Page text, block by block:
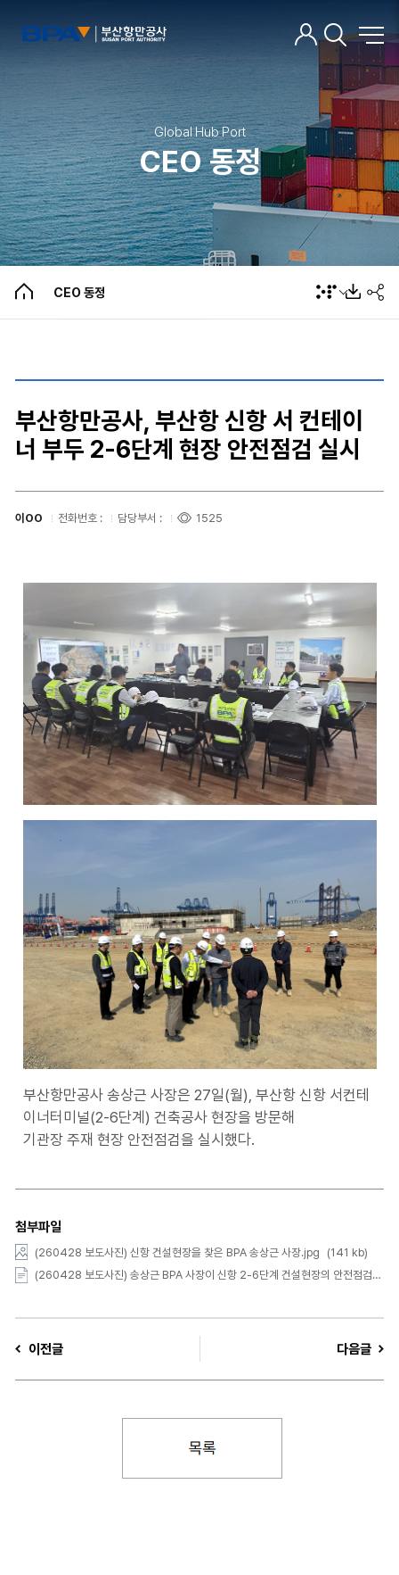
Global Hub Port
CEO 동정
CEO 동정
CEO 인사말
주요약력
언론인터뷰
CEO 동정
부산항만공사, 부산항 신항 서 컨테이
너 부두 2-6단계 현장 안전점검 실시
이OO 전화번호 : 담당부서 : 1525
부산항만공사 송상근 사장은 27일(월), 부산항 신항 서컨테
이너터미널(2-6단계) 건축공사 현장을 방문해
기관장 주재 현장 안전점검을 실시했다.
첨부파일
(260428 보도사진) 신항 건설현장을 찾은 BPA 송상근 사장.jpg
(141 kb)
(260428 보도사진) 송상근 BPA 사장이 신항 2-6단계 건설현장의 안전점검을 하고 있다.JPG
이전글 다음글